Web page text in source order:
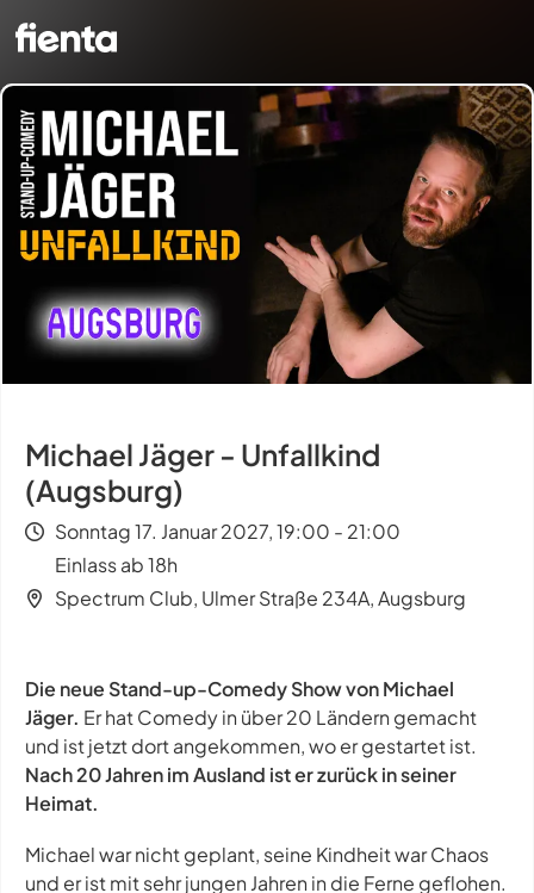
Michael Jäger - Unfallkind
(Augsburg)
Sonntag 17. Januar 2027, 19:00 - 21:00
Einlass ab 18h
Spectrum Club, Ulmer Straße 234A, Augsburg
Die neue Stand-up-Comedy Show von Michael
Jäger. Er hat Comedy in über 20 Ländern gemacht
und ist jetzt dort angekommen, wo er gestartet ist.
Nach 20 Jahren im Ausland ist er zurück in seiner
Heimat.
Michael war nicht geplant, seine Kindheit war Chaos
und er ist mit sehr jungen Jahren in die Ferne geflohen.